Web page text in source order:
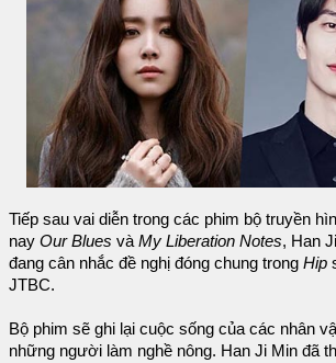
Tiếp sau vai diễn trong các phim bộ truyền
nay Our Blues vàMy Liberation Notes, Han
đang cân nhắc đề nghị đóng chung trong Hip
JTBC.
Bộ phim sẽ ghi lại cuộc sống của các nhân
những người làm nghề nông. Han Ji Min đã